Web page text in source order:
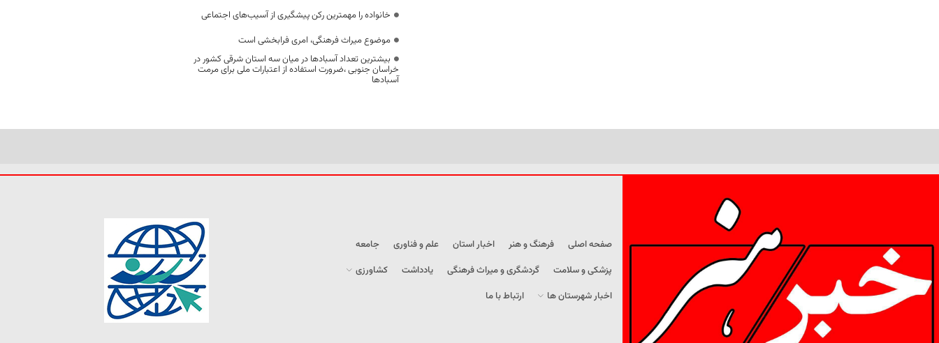
خانواده را مهمترین رکن پیشگیری از آسیب‌های اجتماعی
موضوع میراث فرهنگی، امری فرابخشی است
بیشترین تعداد آسبادها در میان سه استان شرقی کشور در
خراسان جنوبی ،ضرورت استفاده از اعتبارات ملی برای مرمت
آسبادها
صفحه اصلی فرهنگ و هنر اخبار استان علم و فناوری
جامعه
پزشکی و سلامت
گردشگری و میراث فرهنگی یادداشت
کشاورزی
اخبار شهرستان ها
ارتباط با ما